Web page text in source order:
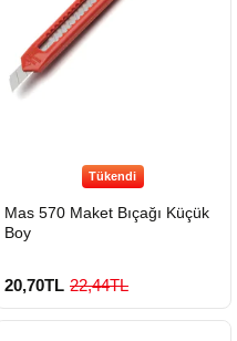
Tükendi
Mas 570 Maket Bıçağı Küçük
Boy
20,70TL 22,44TL